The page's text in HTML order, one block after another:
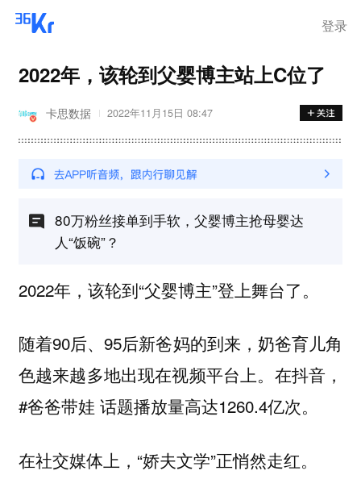
登录
2022年，该轮到父婴博主站上C位了
卡思数据 2022年11月15日 08:47
80万粉丝接单到手软，父婴博主抢母婴达
人“饭碗”？
2022年，该轮到“父婴博主”登上舞台了。
随着90后、95后新爸妈的到来，奶爸育儿角
色越来越多地出现在视频平台上。在抖音，
#爸爸带娃 话题播放量高达1260.4亿次。
在社交媒体上，“娇夫文学”正悄然走红。